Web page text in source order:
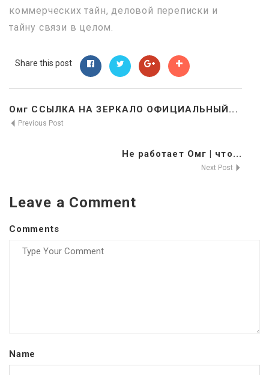
коммерческих тайн, деловой переписки и
тайну связи в целом.
Share this post
Омг ССЫЛКА НА ЗЕРКАЛО ОФИЦИАЛЬНЫЙ...
Previous Post
Не работает Омг | что...
Next Post
Leave a Comment
Comments
Name